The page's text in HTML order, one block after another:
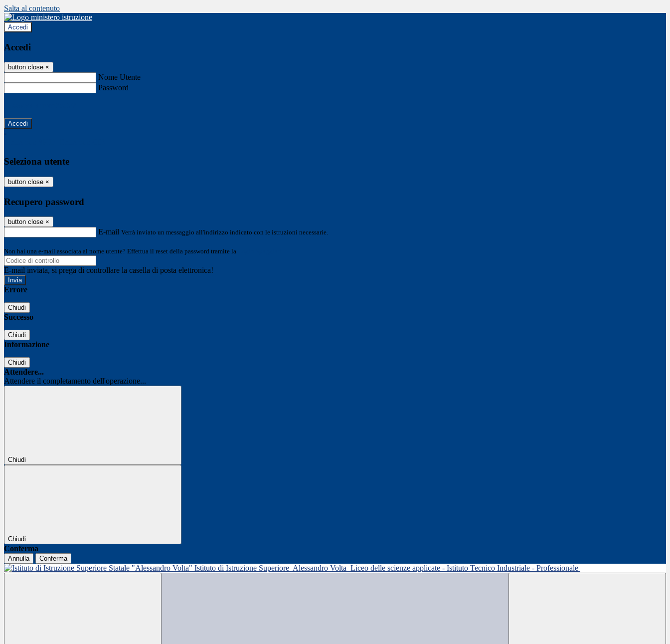
Salta al contenuto
Accedi
Accedi
button close ×
Nome Utente
Password
-
Seleziona utente
button close ×
Recupero password
button close ×
E-mail Verrà inviato un messaggio all'indirizzo indicato con le istruzioni necessarie.
Non hai una e-mail associata al nome utente? Effettua il reset della password tramite la
E-mail inviata, si prega di controllare la casella di posta elettronica!
Errore
Chiudi
Successo
Chiudi
Informazione
Chiudi
Attendere...
Attendere il completamento dell'operazione...
Chiudi
Chiudi
Conferma
Annulla Conferma
Istituto di Istruzione Superiore Alessandro Volta Liceo delle scienze applicate - Istituto Tecnico Industriale - Professionale